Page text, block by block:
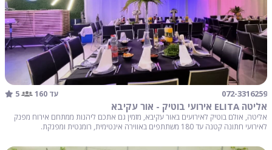
072-3316259 עד 160 5
אליטה ELITA אירועי בוטיק - אור עקיבא
אליטה, אולם בוטיק לאירועים באור עקיבא, מזמין גם אתכם ליהנות ממתחם אירוח מפנק
לאירועי חתונה קטנה עד 180 משתתפים באווירה אינטימית, רומנטית ומפנקת.